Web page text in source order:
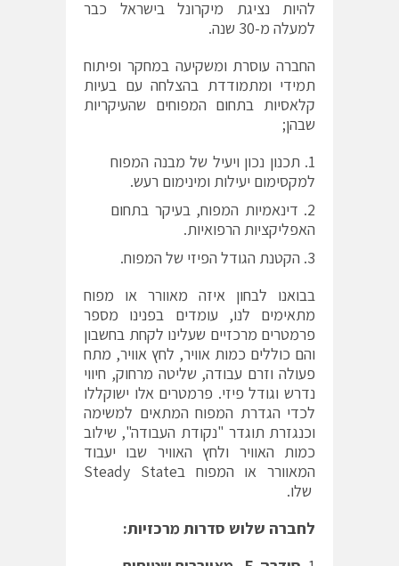
להיות נציגת מיקרונל בישראל כבר
למעלה מ-30 שנה.
החברה עוסרת ומשקיעה במחקר ופיתוח
תמידי ומתמודדת בהצלחה עם בעיות
קלאסיות בתחום המפוחים שהעיקריות
שבהן;
תכנון נכון ויעיל של מבנה המפוח
למקסימום יעילות ומינימום רעש.
דינאמיות המפוח, בעיקר בתחום
האפליקציות הרפואיות.
הקטנת הגודל הפיזי של המפוח.
בבואנו לבחון איזה מאוורר או מפוח
מתאימים לנו, עומדים בפנינו מספר
פרמטרים מרכזיים שעלינו לקחת בחשבון
והם כוללים כמות אוויר, לחץ אוויר, מתח
פעולה וזרם עבודה, שליטה מרחוק, חיווי
נדרש וגודל פיזי. פרמטרים אלו ישוקללו
לכדי הגדרת המפוח המתאים למשימה
וכנגזרת תוגדר "נקודת העבודה", שילוב
כמות האוויר ולחץ האוויר שבו יעבוד
המאוורר או המפוח בSteady State
שלו.
לחברה שלוש סדרות מרכזיות: